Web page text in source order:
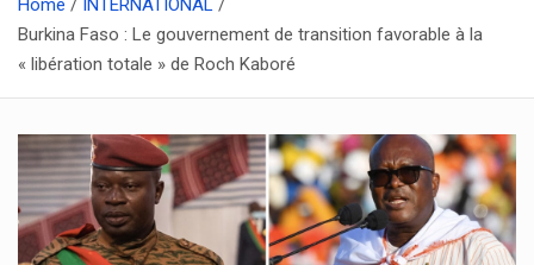
Home
INTERNATIONAL
Burkina Faso : Le gouvernement de transition favorable à la
« libération totale » de Roch Kaboré